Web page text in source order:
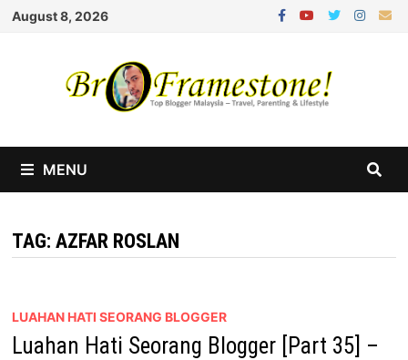
Skip
August 8, 2026
MENU
TAG:AZFAR ROSLAN
LUAHAN HATI SEORANG BLOGGER
Luahan Hati Seorang Blogger [Part 35] –